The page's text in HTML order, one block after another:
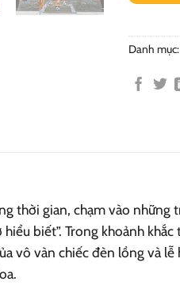
Danh mục:
thời gian, chạm vào những
biết”. Trong khoảnh
vô vàn chiếc đèn lồng và